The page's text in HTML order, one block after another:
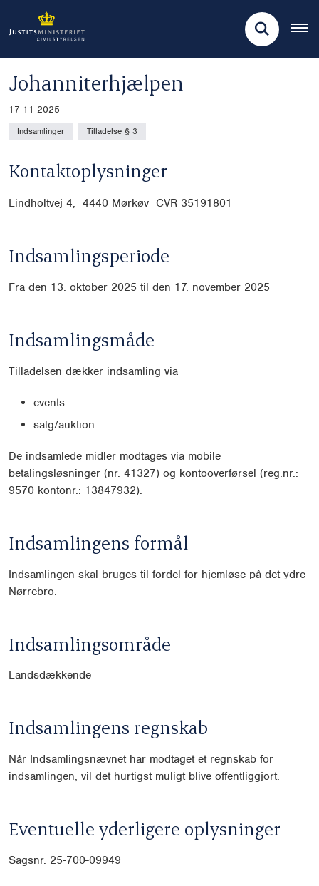
Johanniterhjælpen
17-11-2025
Indsamlinger Tilladelse § 3
Kontaktoplysninger
Lindholtvej 4, 4440 Mørkøv CVR 35191801
Indsamlingsperiode
Fra den 13. oktober 2025 til den 17. november 2025
Indsamlingsmåde
Tilladelsen dækker indsamling via
events
salg/auktion
De indsamlede midler modtages via mobile
betalingsløsninger (nr. 41327) og kontooverførsel (reg.nr.:
9570 kontonr.: 13847932).
Indsamlingens formål
Indsamlingen skal bruges til fordel for hjemløse på det ydre
Nørrebro.
Indsamlingsområde
Landsdækkende
Indsamlingens regnskab
Når Indsamlingsnævnet har modtaget et regnskab for
indsamlingen, vil det hurtigst muligt blive offentliggjort.
Eventuelle yderligere oplysninger
Sagsnr. 25-700-09949